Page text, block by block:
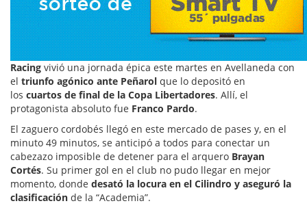
Racing vivió una jornada épica este martes en Avellaneda con
el triunfo agónico ante Peñarol que lo depositó en
los cuartos de final de la Copa Libertadores. Allí, el
protagonista absoluto fue Franco Pardo.
El zaguero cordobés llegó en este mercado de pases y, en el
minuto 49 minutos, se anticipó a todos para conectar un
cabezazo imposible de detener para el arquero Brayan
Cortés. Su primer gol en el club no pudo llegar en mejor
momento, donde desató la locura en el Cilindro y aseguró la
clasificación de la “Academia”.